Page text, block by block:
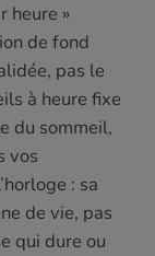
heure »
de fond
pas le
à heure fixe
du sommeil,
vos
: sa
de vie, pas
qui dure ou